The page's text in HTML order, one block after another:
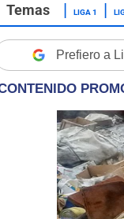
LIGA 1
Prefiero a